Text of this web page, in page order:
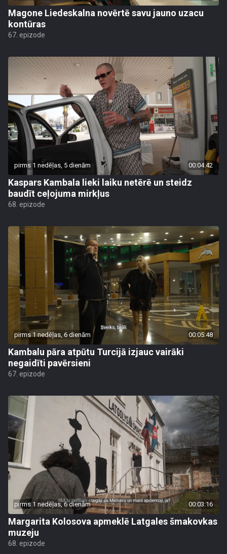
Magone Liedeskalna novērtē savu jauno uzacu
kontūras
67. epizode
pirms 1 nedēļas, 5 dienām 00:04:42
Kaspars Kambala lieki laiku netērē un steidz
baudīt ceļojuma mirkļus
68. epizode
pirms 1 nedēļas, 6 dienām 00:05:48
Kambalu pāra atpūtu Turcijā izjauc vairāki
negaidīti pavērsieni
67. epizode
pirms 1 nedēļas, 6 dienām 00:03:16
Margarita Kolosova apmeklē Latgales šmakovkas
muzeju
68. epizode